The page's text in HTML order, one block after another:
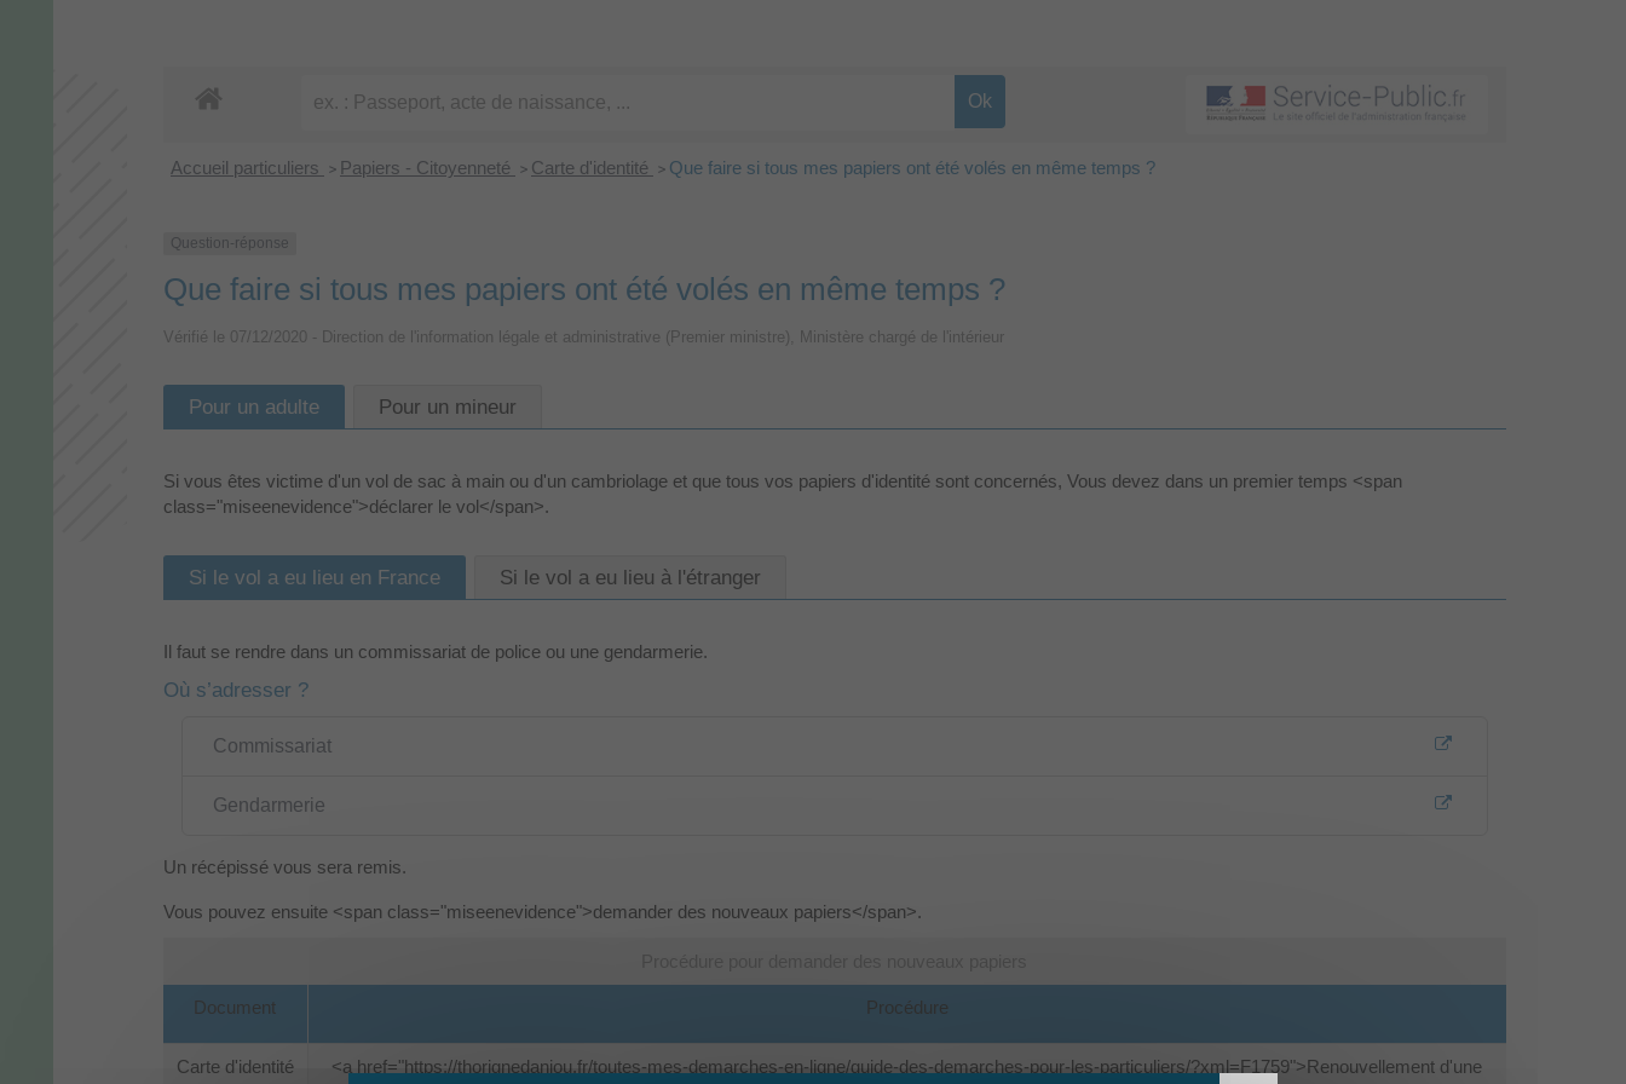
Accueil particuliers > Papiers - Citoyenneté > Carte d'identité > Que faire si tous mes papiers ont été volés en même temps ?
Question-réponse
Que faire si tous mes papiers ont été volés en même temps ?
Vérifié le 07/12/2020 - Direction de l'information légale et administrative (Premier ministre), Ministère chargé de l'intérieur
Pour un adulte Pour un mineur
Si vous êtes victime d'un vol de sac à main ou d'un cambriolage et que tous vos papiers d'identité sont concernés, Vous devez dans un premier temps <span
class="miseenevidence">déclarer le vol</span>.
Si le vol a eu lieu en France Si le vol a eu lieu à l'étranger
Il faut se rendre dans un commissariat de police ou une gendarmerie.
Où s’adresser ?
Commissariat
Gendarmerie
Un récépissé vous sera remis.
Vous pouvez ensuite <span class="miseenevidence">demander des nouveaux papiers</span>.
Document Procédure
Carte d'identité
<a href="https://thorignedanjou.fr/toutes-mes-demarches-en-ligne/guide-des-demarches-pour-les-particuliers/?xml=F1759">Renouvellement d'une